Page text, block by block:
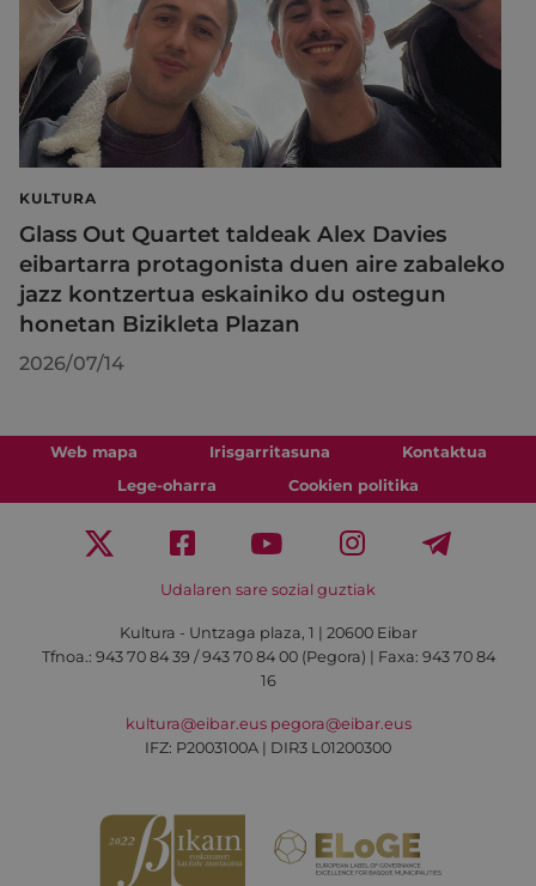
KULTURA
Glass Out Quartet taldeak Alex Davies
eibartarra protagonista duen aire zabaleko
jazz kontzertua eskainiko du ostegun
honetan Bizikleta Plazan
2026/07/14
Web mapa Irisgarritasuna
Kontaktua
Lege-oharra
Cookien politika
Udalaren sare sozial guztiak
Kultura - Untzaga plaza, 1 | 20600 Eibar
Tfnoa.: 943 70 84 39 / 943 70 84 00 (Pegora) | Faxa: 943 70 84
16
kultura@eibar.eus pegora@eibar.eus
IFZ: P2003100A | DIR3 L01200300